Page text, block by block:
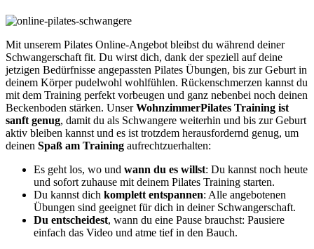
Mit unserem Pilates Online-Angebot bleibst du während deiner
Schwangerschaft fit. Du wirst dich, dank der speziell auf deine
jetzigen Bedürfnisse angepassten Pilates Übungen, bis zur Geburt in
deinem Körper pudelwohl wohlfühlen. Rückenschmerzen kannst du
mit dem Training perfekt vorbeugen und ganz nebenbei noch deinen
Beckenboden stärken. UnserWohnzimmerPilates Training ist
sanft genug, damit du als Schwangere weiterhin und bis zur Geburt
aktiv bleiben kannst und es ist trotzdem herausfordernd genug, um
deinen Spaß am Training aufrechtzuerhalten:
Es geht los, wo und wann du es willst: Du kannst noch heute
und sofort zuhause mit deinem Pilates Training starten.
Du kannst dich komplett entspannen: Alle angebotenen
Übungen sind geeignet für dich in deiner Schwangerschaft.
Du entscheidest, wann du eine Pause brauchst: Pausiere
einfach das Video und atme tief in den Bauch.